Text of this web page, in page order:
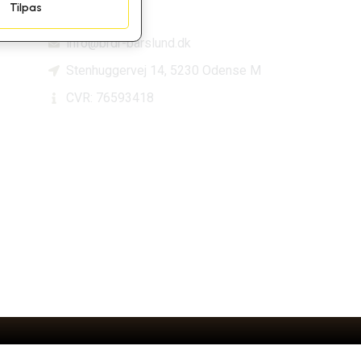
info@brdr-barslund.dk
Stenhuggervej 14, 5230 Odense M
CVR: 76593418
Tilpas